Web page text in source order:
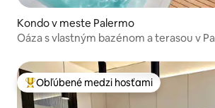
Kondo v meste Palermo
Oáza s vlastným bazénom a terasou v
Najobľúbenejšie medzi hosťami
Obľúbené medzi hosťami